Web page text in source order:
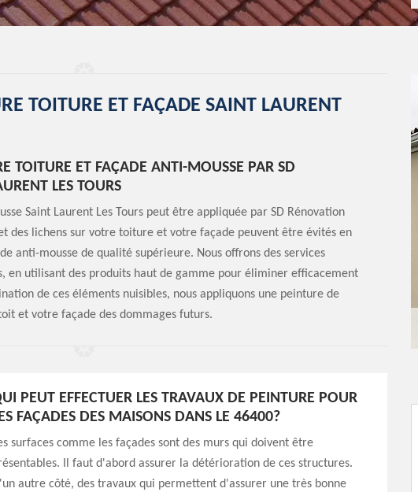
TOITURE ET FAÇADE SAINT LAURENT
TOITURE ET FAÇADE ANTI-MOUSSE PAR SD
LES TOURS
Saint Laurent Les Tours peut être appliquée par SD Rénovation
des lichens sur votre toiture et votre façade peuvent être évités en
anti-mousse de qualité supérieure. Nous offrons des services
en utilisant des produits haut de gamme pour éliminer efficacement
de ces éléments nuisibles, nous appliquons une peinture de
et votre façade des dommages futurs.
PEUT EFFECTUER LES TRAVAUX DE PEINTURE POUR
FAÇADES DES MAISONS DANS LE 46400?
surfaces comme les façades sont des murs qui doivent être
Il faut d'abord assurer la détérioration de ces structures.
autre côté, des travaux qui permettent d'assurer une très bonne